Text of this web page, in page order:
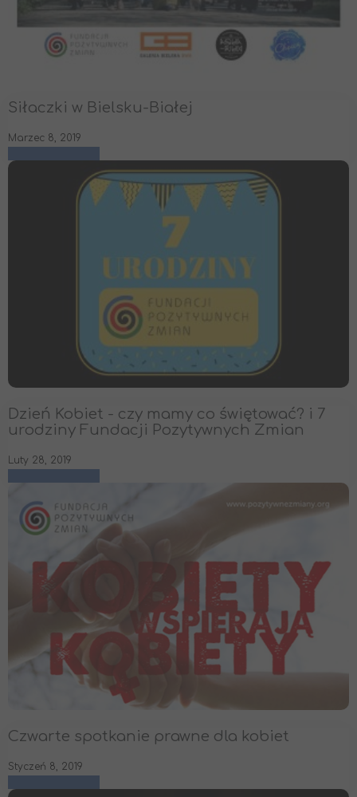
Siłaczki w Bielsku-Białej
Marzec 8, 2019
Dzień Kobiet - czy mamy co świętować? i 7
urodziny Fundacji Pozytywnych Zmian
Luty 28, 2019
Czwarte spotkanie prawne dla kobiet
Styczeń 8, 2019